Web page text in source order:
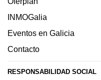
INMOGalia
Eventos en Galicia
Contacto
RESPONSABILIDAD SOCIAL